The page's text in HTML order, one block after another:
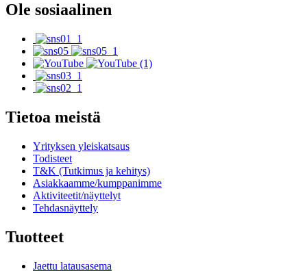
Ole sosiaalinen
Tietoa meistä
Yrityksen yleiskatsaus
Todisteet
T&K (Tutkimus ja kehitys)
Asiakkaamme/kumppanimme
Aktiviteetit/näyttelyt
Tehdasnäyttely
Tuotteet
Jaettu latausasema